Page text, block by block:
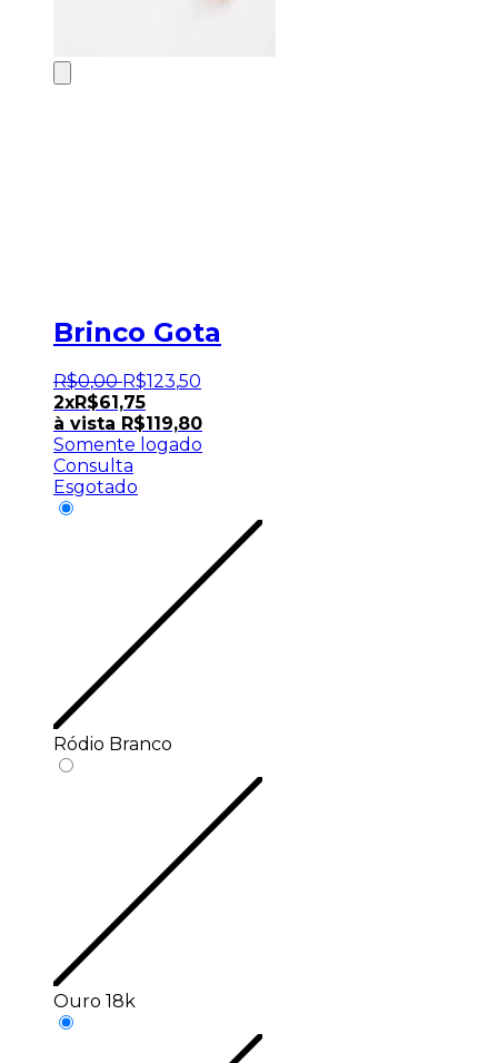
Brinco Gota
R$0,00 R$123,50
2xR$61,75
à vista R$119,80
Somente logado
Consulta
Esgotado
Ródio Branco
Ouro 18k